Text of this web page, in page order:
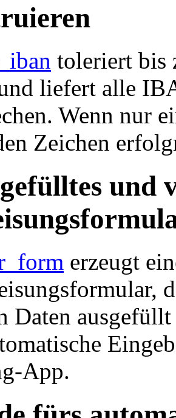
toleriert bis
liefert alle
Wenn nur
Zeichen
und
erzeugt
Daten
App.